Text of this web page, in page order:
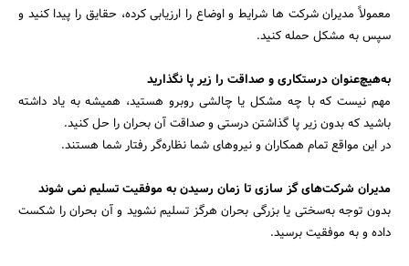
معمولاً مدیران شرکت‌ ها شرایط و اوضاع را ارزیابی کرده، حقایق را پیدا کنید و
سپس به مشکل حمله کنید.
به‌هیچ‌عنوان درستکاری و صداقت را زیر پا نگذارید
مهم نیست که با چه مشکل یا چالشی روبرو هستید، همیشه به یاد داشته
باشید که بدون زیر پا گذاشتن درستی و صداقت آن بحران را حل کنید.
در این مواقع تمام همکاران و نیروهای شما نظاره‌گر رفتار شما هستند.
مدیران شرکت‌های گز سازی تا زمان رسیدن به موفقیت تسلیم نمی شوند
بدون توجه به‌سختی یا بزرگی بحران هرگز تسلیم نشوید و آن بحران را شکست
داده و به موفقیت برسید.